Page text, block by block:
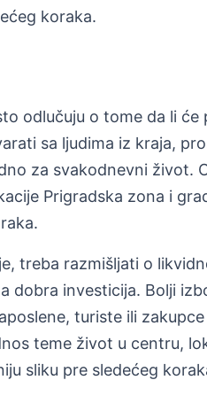
koraka.
odlučuju o tome da li će
sa ljudima iz kraja,
za svakodnevni život.
Prigradska zona i
treba razmišljati o
dobra investicija. Bolji
turiste ili
teme život u centru,
sliku pre sledećeg